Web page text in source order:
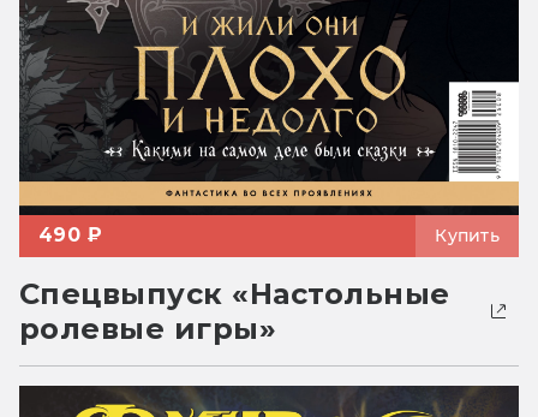
490 ₽ Купить
Спецвыпуск «Настольные
ролевые игры»